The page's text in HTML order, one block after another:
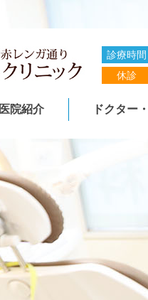
診療時間
休診
医院紹介 ドクター